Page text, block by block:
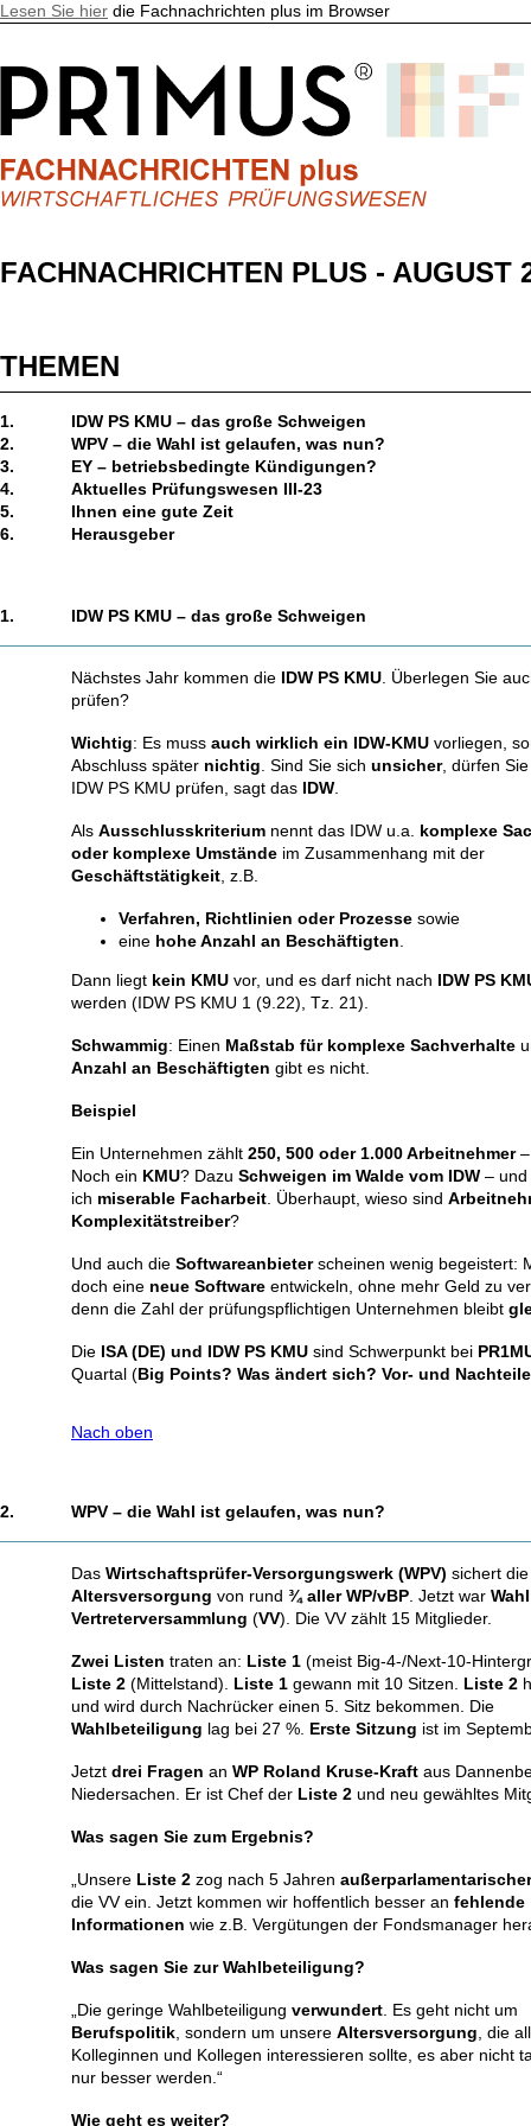
Lesen Sie hier die Fachnachrichten plus im Browser
FACHNACHRICHTEN PLUS - AUGUST
THEMEN
1.
IDW PS KMU – das große Schweigen
2.
WPV – die Wahl ist gelaufen, was nun?
3.
EY – betriebsbedingte Kündigungen?
4.
Aktuelles Prüfungswesen III-23
5.
Ihnen eine gute Zeit
6.
Herausgeber
1. IDW PS KMU – das große Schweigen
Nächstes Jahr kommen die IDW PS KMU . Überlegen Sie
prüfen?
Wichtig: Es muss auch wirklich ein IDW-KMU vorliegen,
Abschluss später nichtig . Sind Sie sich unsicher, dürfen
IDW PS KMU prüfen, sagt das IDW
Als Ausschlusskriterium nennt das IDW u.a. komplexe
oder komplexe Umstände im Zusammenhang mit der
Geschäftstätigkeit , z.B.
Verfahren, Richtlinien oder Prozesse sowie
eine hohe Anzahl an Beschäftigten
Dann liegt kein KMU vor, und es darf nicht nach IDW PS
werden (IDW PS KMU 1 (9.22), Tz. 21).
Schwammig: Einen Maßstab für komplexe Sachverhalte
Anzahl an Beschäftigten gibt es nicht.
Beispiel
Ein Unternehmen zählt 250, 500 oder 1.000 Arbeitnehmer
Noch ein KMU? Dazu Schweigen im Walde vom IDW –
ich miserable Facharbeit . Überhaupt, wieso sind
Komplexitätstreiber?
Und auch die Softwareanbieterscheinen wenig begeistert:
doch eine neue Software entwickeln, ohne mehr Geld zu
denn die Zahl der prüfungspflichtigen Unternehmen bleibt
Die ISA (DE) und IDW PS KMU sind Schwerpunkt bei
Quartal (Big Points? Was ändert sich? Vor- und
Nach oben
2. WPV – die Wahl ist gelaufen, was nun?
Das Wirtschaftsprüfer-Versorgungswerk (WPV) sichert die
Altersversorgung von rund ¾ aller WP/vBP . Jetzt war Wahl
Vertreterversammlung (VV). Die VV zählt 15 Mitglieder.
Zwei Listen traten an: Liste 1 (meist Big-4-/Next-10-
Liste 2 (Mittelstand). Liste 1 gewann mit 10 Sitzen. Liste 2
und wird durch Nachrücker einen 5. Sitz bekommen. Die
Wahlbeteiligung lag bei 27 %. Erste Sitzung ist im
Jetzt drei Fragen an WP Roland Kruse-Kraft aus
Niedersachen. Er ist Chef der Liste 2 und neu gewähltes
Was sagen Sie zum Ergebnis?
„Unsere Liste 2 zog nach 5 Jahren
die VV ein. Jetzt kommen wir hoffentlich besser an fehlende
Informationen wie z.B. Vergütungen der Fondsmanager
Was sagen Sie zur Wahlbeteiligung?
„Die geringe Wahlbeteiligung verwundert . Es geht nicht um
Berufspolitik , sondern um unsere Altersversorgung , die
Kolleginnen und Kollegen interessieren sollte, es aber nicht
nur besser werden.“
Wie geht es weiter?